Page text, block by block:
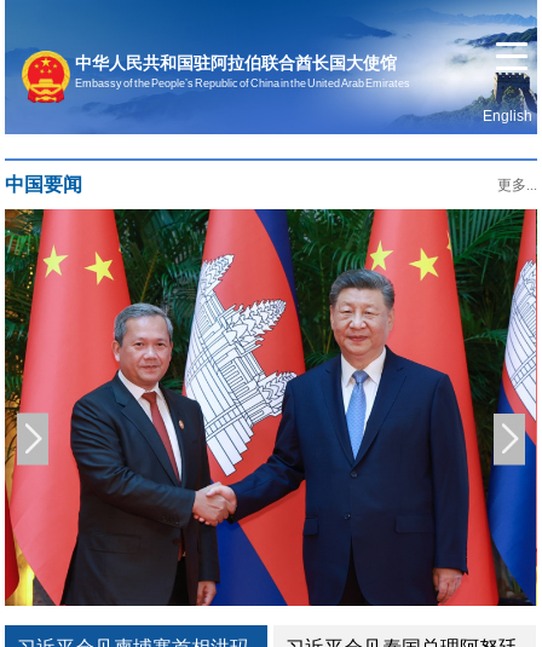
中华人民共和国驻阿拉伯联合酋长国大使馆
Embassy of the People’s Republic of China in the United Arab Emirates
English
中国要闻 更多...